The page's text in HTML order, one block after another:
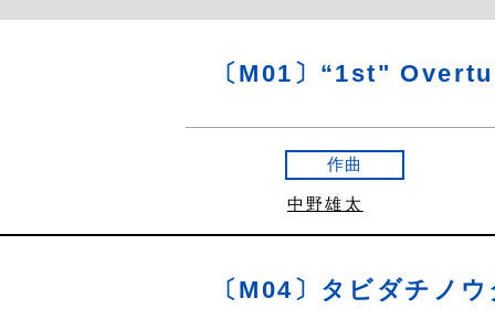
〔M01〕“1st"
作曲
中野雄太
〔M04〕タビダチノ